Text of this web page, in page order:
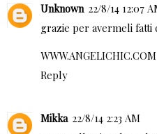
Unknown 22/8/14 12:07
grazie per avermeli fatti
WWW.ANGELICHIC.COM
Reply
Mikka 22/8/14 2:23 AM